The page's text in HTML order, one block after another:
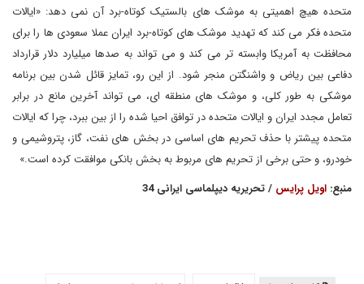
متحده هیچ اهمیتی به موشک های بالستیک کوتاه-برد آن نمی دهد: «ایالات
متحده فکر می کند که تهدید موشک های کوتاه-برد ایران عملا سعودی ها را برای
محافظت به آمریکا وابسته تر می کند و می تواند به صدها میلیارد دلار قرارداد
دفاعی بین ریاض و واشنگتن منجر شود. از این رو، تمایز قائل شدن بین برنامه
موشکی به طور کلی، و موشک های منطقه ای، می تواند آخرین مانع در برابر
تعامل مجدد ایران و ایالات متحده در توافق احیا شده را از بین ببرد، چرا که ایالات
متحده پیشتر با حذف تحریم های اساسی در بخش های نفت، گاز، پتروشیمی و
خودرو، و حتی برخی از تحریم های مربوط به بخش بانکی موافقت کرده است.»
منبع: اویل پرایس / تحریریه دیپلماسی ایرانی 34